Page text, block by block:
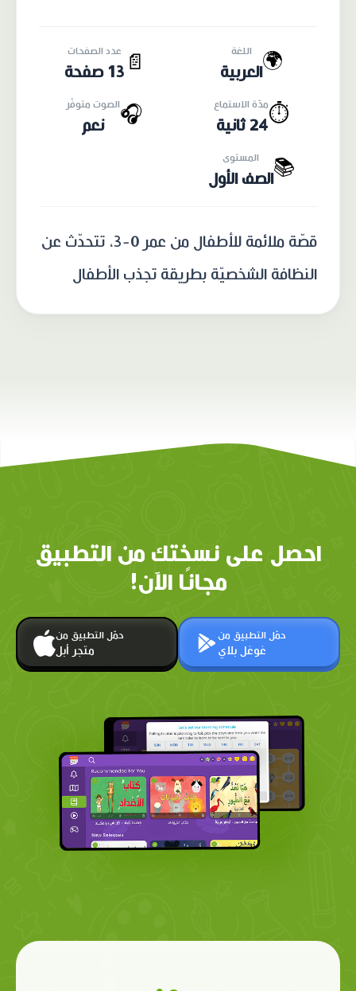
🌍 اللغة
العربية 📄
عدد الصفحات
13 صفحة
⏱️مدّة الاستماع
24 ثانية
🎧الصوت متوفّر
نعم
📚 المستوى
الصف الأول
قصّة ملائمة للأطفال من عمر 0-3، تتحدّث عن
النظافة الشخصيّة بطريقة تجذب الأطفال
احصل على نسختك من التطبيق
مجانًا الآن!
حمّل التطبيق من
متجر أبل
حمّل التطبيق من
غوغل بلاي